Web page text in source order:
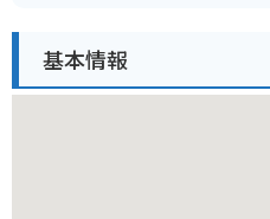
黄色に染まり、多くの観光客
は、周辺の道路は狭く、カー
基本情報